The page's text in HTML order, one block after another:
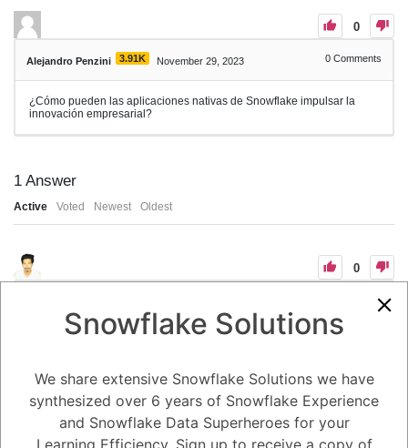
0
Alejandro Penzini 3.91K November 29, 2023 0 Comments
¿Cómo pueden las aplicaciones nativas de Snowflake impulsar la
innovación empresarial?
1 Answer
Active Voted Newest Oldest
0
Comments
Mejora de la toma de decisiones: Las aplicaciones nativas de
decisiones al proporcionar acceso a datos más completos y precisos.
Esto puede ayudar a las organizaciones a identificar oportunidades de
crecimiento, reducir costos y mitigar riesgos.
Mejora de la eficiencia: Las aplicaciones nativas de Snowflake
Snowflake Solutions
We share extensive Snowflake Solutions we have
synthesized over 6 years of Snowflake Experience
and Snowflake Data Superheroes for your
Learning Efficiency. Sign up to receive a copy of